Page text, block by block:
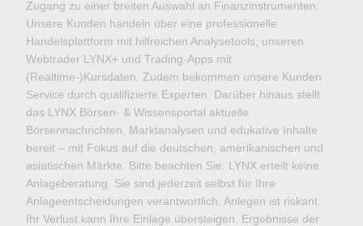
Zugang zu einer breiten Auswahl an Finanzinstrumenten.
Unsere Kunden handeln über eine professionelle
Handelsplattform mit hilfreichen Analysetools, unseren
Webtrader LYNX+ und Trading-Apps mit
(Realtime-)Kursdaten. Zudem bekommen unsere Kunden
Service durch qualifizierte Experten. Darüber hinaus stellt
das LYNX Börsen- & Wissensportal aktuelle
Börsennachrichten, Marktanalysen und edukative Inhalte
bereit – mit Fokus auf die deutschen, amerikanischen und
asiatischen Märkte. Bitte beachten Sie: LYNX erteilt keine
Anlageberatung. Sie sind jederzeit selbst für Ihre
Anlageentscheidungen verantwortlich. Anlegen ist riskant.
Ihr Verlust kann Ihre Einlage übersteigen. Ergebnisse der